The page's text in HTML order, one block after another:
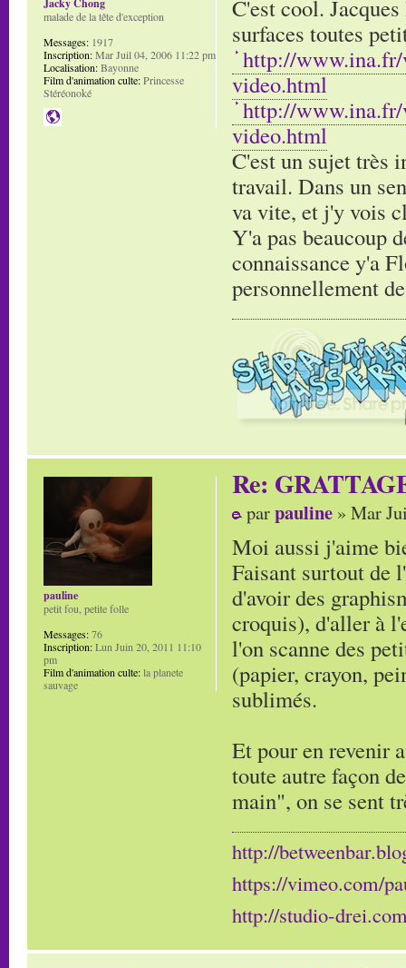
C'est cool.
surfaces toutes
http://www.ina.fr/
video.html
http://www.ina.fr/
video.html
C'est un sujet très
travail. Dans un
va vite, et j'y vois
Y'a pas beaucoup
connaissance y'a
personnellement
malade de la tête d'exception
Messages: 1917
Inscription:Mar Juil 04, 2006 11:22 pm
Localisation:Bayonne
Film d'animation culte:Princesse
Stéréonoké
Re:
parpauline » Mar
Moi aussi j'aime
Faisant surtout de
d'avoir des
croquis), d'aller à
l'on scanne des
(papier, crayon,
sublimés.
Et pour en revenir
toute autre façon
main", on se sent
http://
https://vimeo.com/
http://studio-
pauline
petit fou, petite folle
Messages:76
Inscription:Lun Juin 20, 2011 11:10
pm
Film d'animation culte:la planete
sauvage